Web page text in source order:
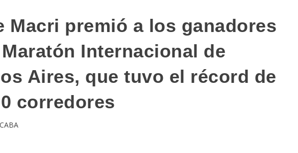
Macri premió a los ganadores
Internacional de
Aires, que tuvo el récord de
corredores
CABA